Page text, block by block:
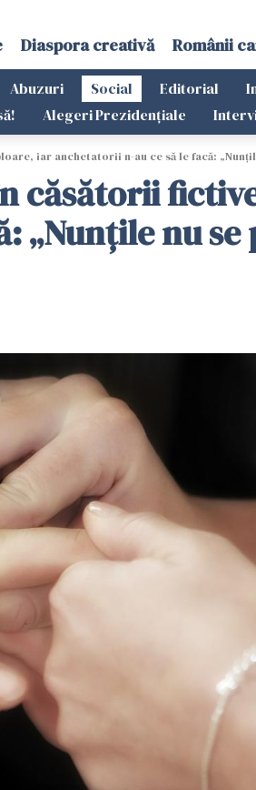
Diaspora creativă Românii
Abuzuri Social Editorial
Alegeri Prezidențiale
iar anchetatorii n-au ce să le facă:
căsătorii
nu se